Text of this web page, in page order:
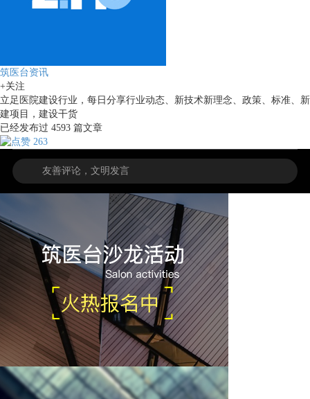
筑医台资讯
+关注
立足医院建设行业，每日分享行业动态、新技术新理念、政策、标准、新
建项目，建设干货
已经发布过 4593 篇文章
263